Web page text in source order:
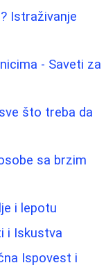
Istraživanje
- Saveti za
što treba da
sa brzim
i lepotu
i Iskustva
Ispovest i